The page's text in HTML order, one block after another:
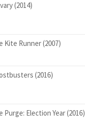
(2014)
Kite Runner (2007)
(2016)
Purge: Election Year (2016)